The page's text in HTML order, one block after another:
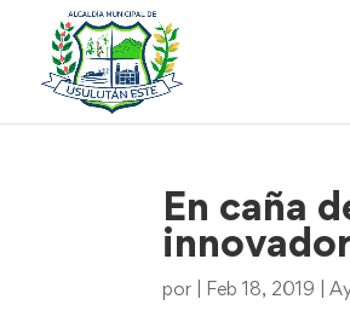
En caña
por Feb 18, 2019 |